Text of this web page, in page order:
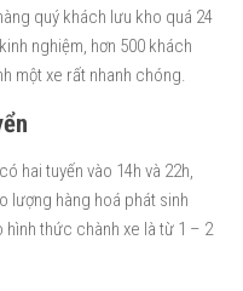
quý khách lưu kho quá 24
nghiệm, hơn 500 khách
một xe rất nhanh chóng.
hai tuyến vào 14h và 22h,
lượng hàng hoá phát sinh
hình thức chành xe là từ 1 – 2